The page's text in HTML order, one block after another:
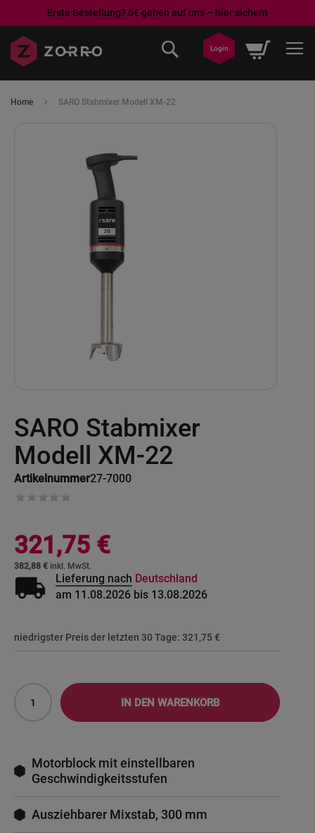
Erste Bestellung? 5€ gehen auf uns – hier sichern
zum
Mein
Login
Home SARO Stabmixer Modell XM-22
SARO Stabmixer
Modell XM-22
Artikelnummer27-7000
to
the
beginning
of
images
382,88 €
321,75 €
local_shipping Lieferung nach Deutschland
am 11.08.2026 bis 13.08.2026
niedrigster Preis der letzten 30 Tage: 321,75 €
IN DEN WARENKORB
Motorblock mit einstellbaren
Geschwindigkeitsstufen
Ausziehbarer Mixstab, 300 mm